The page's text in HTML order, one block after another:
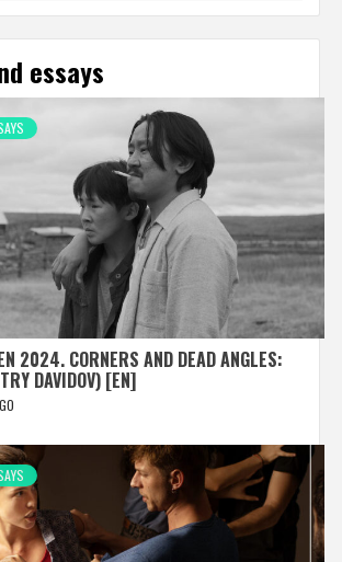
essays
2024. CORNERS AND DEAD ANGLES:
DAVIDOV) [EN]